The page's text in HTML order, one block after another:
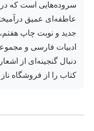
سروده‌هایی است که در
عاطفه‌ای عمیق
جدید و نوبت چاپ
ادبیات فارسی و
دنبال گنجینه‌ای از
کتاب را از فروشگاه